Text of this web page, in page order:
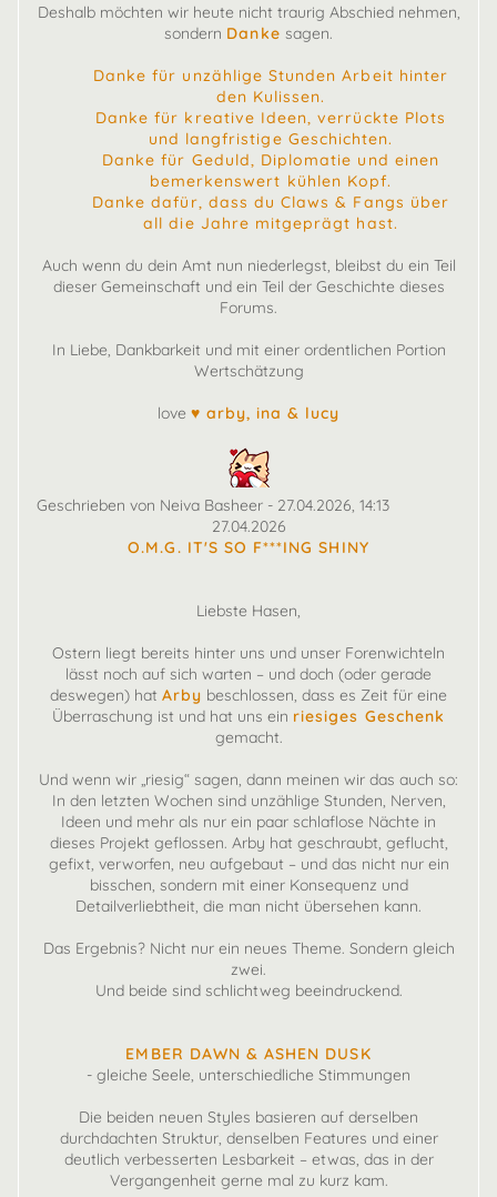
Deshalb möchten wir heute nicht traurig Abschied nehmen,
sondern Danke sagen.
Danke für unzählige Stunden Arbeit hinter
den Kulissen.
Danke für kreative Ideen, verrückte Plots
und langfristige Geschichten.
Danke für Geduld, Diplomatie und einen
bemerkenswert kühlen Kopf.
Danke dafür, dass du Claws & Fangs über
all die Jahre mitgeprägt hast.
Auch wenn du dein Amt nun niederlegst, bleibst du ein Teil
dieser Gemeinschaft und ein Teil der Geschichte dieses
Forums.
In Liebe, Dankbarkeit und mit einer ordentlichen Portion
Wertschätzung
love ♥ arby, ina & lucy
Geschrieben von Neiva Basheer - 27.04.2026, 14:13
27.04.2026
O.M.G. IT'S SO F***ING SHINY
Liebste Hasen,
Ostern liegt bereits hinter uns und unser Forenwichteln
lässt noch auf sich warten – und doch (oder gerade
deswegen) hat Arby beschlossen, dass es Zeit für eine
Überraschung ist und hat uns ein riesiges Geschenk
gemacht.
Und wenn wir „riesig“ sagen, dann meinen wir das auch so:
In den letzten Wochen sind unzählige Stunden, Nerven,
Ideen und mehr als nur ein paar schlaflose Nächte in
dieses Projekt geflossen. Arby hat geschraubt, geflucht,
gefixt, verworfen, neu aufgebaut – und das nicht nur ein
bisschen, sondern mit einer Konsequenz und
Detailverliebtheit, die man nicht übersehen kann.
Das Ergebnis? Nicht nur ein neues Theme. Sondern gleich
zwei.
Und beide sind schlichtweg beeindruckend.
EMBER DAWN & ASHEN DUSK
- gleiche Seele, unterschiedliche Stimmungen
Die beiden neuen Styles basieren auf derselben
durchdachten Struktur, denselben Features und einer
deutlich verbesserten Lesbarkeit – etwas, das in der
Vergangenheit gerne mal zu kurz kam.